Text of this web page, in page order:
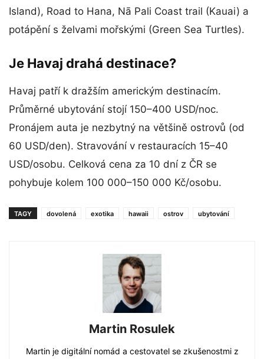
Island), Road to Hana, Nā Pali Coast trail (Kauai) a
potápění s želvami mořskými (Green Sea Turtles).
Je Havaj drahá destinace?
Havaj patří k dražším americkým destinacím.
Průměrné ubytování stojí 150–400 USD/noc.
Pronájem auta je nezbytný na většině ostrovů (od
60 USD/den). Stravování v restauracích 15–40
USD/osobu. Celková cena za 10 dní z ČR se
pohybuje kolem 100 000–150 000 Kč/osobu.
TAGY dovolená exotika hawaii ostrov ubytování
Martin Rosulek
Martin je digitální nomád a cestovatel se zkušenostmi z